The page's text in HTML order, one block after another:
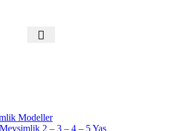
Modeller
2 – 3 – 4 – 5 Yaş